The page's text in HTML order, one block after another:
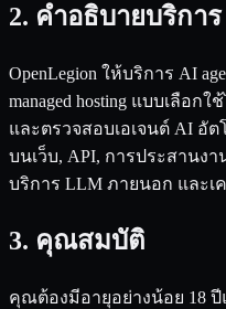
2. คำอธิบายบริการ
OpenLegion ให้บริการ AI
managed hosting แบบเลือ
และตรวจสอบเอเจนต์ AI อัต
บนเว็บ, API, การประสานง
บริการ LLM ภายนอก และเ
3. คุณสมบัติ
คุณต้องมีอายุอย่างน้อย 18